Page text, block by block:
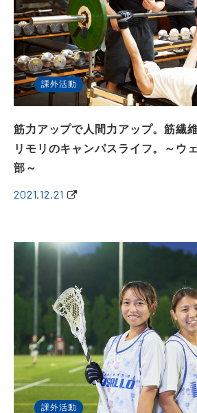
課外活動
筋力アップで人間力アップ。筋繊
リモリのキャンパスライフ。～ウ
部～
2021.12.21
課外活動